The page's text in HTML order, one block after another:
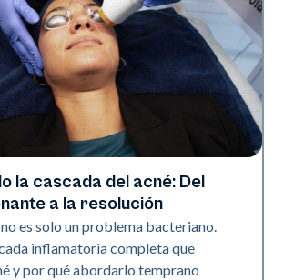
la cascada del acné: Del
a la resolución
es solo un problema bacteriano.
inflamatoria completa que
y por qué abordarlo temprano